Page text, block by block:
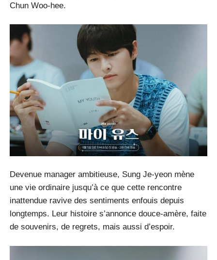
Chun Woo-hee.
Devenue manager ambitieuse, Sung Je-yeon mène
une vie ordinaire jusqu’à ce que cette rencontre
inattendue ravive des sentiments enfouis depuis
longtemps. Leur histoire s’annonce douce-amère, faite
de souvenirs, de regrets, mais aussi d’espoir.